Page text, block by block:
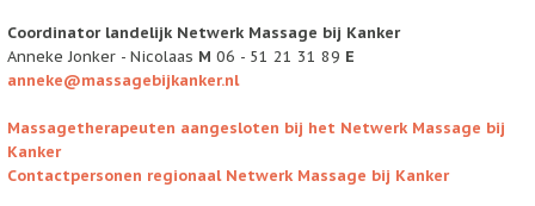
Coordinator landelijk Netwerk Massage bij Kanker
Anneke Jonker - Nicolaas M 06 - 51 21 31 89 E
anneke@massagebijkanker.nl
Massagetherapeuten aangesloten bij het Netwerk Massage bij
Kanker
Contactpersonen regionaalNetwerk Massage bij Kanker